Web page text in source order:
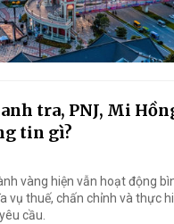
tra, PNJ, Mi
tin gì?
vàng hiện vẫn hoạt động
vụ thuế, chấn chỉnh và thực
cầu.